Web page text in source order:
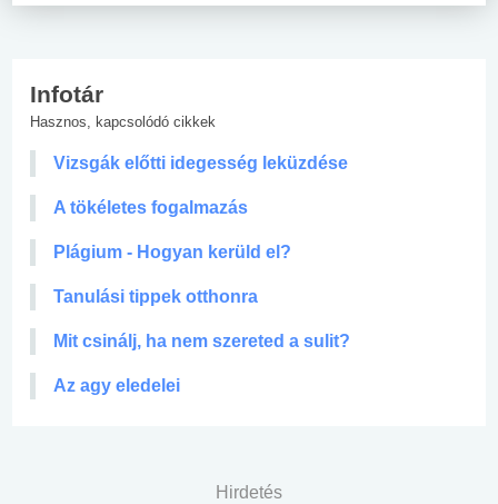
Infotár
Hasznos, kapcsolódó cikkek
Vizsgák előtti idegesség leküzdése
A tökéletes fogalmazás
Plágium - Hogyan kerüld el?
Tanulási tippek otthonra
Mit csinálj, ha nem szereted a sulit?
Az agy eledelei
Hirdetés